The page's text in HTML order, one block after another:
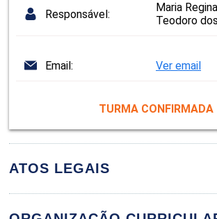
Responsável:
Maria
Teodoro
Email: Ver email
TURMA CONFIRMADA
ATOS LEGAIS